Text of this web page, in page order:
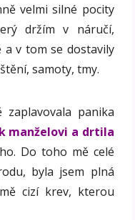
velmi silné pocity
držím v náručí,
v tom se dostavily
samoty, tmy.
panika
manželovi a drtila
Do toho mě celé
byla jsem plná
cizí krev, kterou